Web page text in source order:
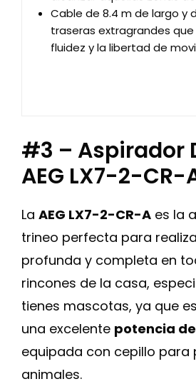
Cable de 8.4 m de largo y
traseras extragrandes
fluidez y la libertad de
#3 – Aspirador
AEG LX7-2-CR-
La AEG LX7-2-CR-A es la
trineo perfecta para
profunda y completa en
rincones de la casa,
tienes mascotas, ya que
una excelente potencia
equipada con cepillo para
animales.